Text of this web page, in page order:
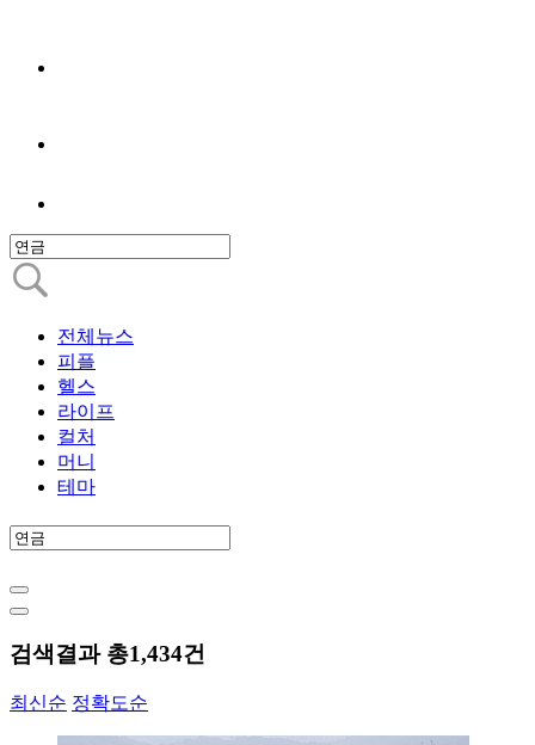
전체뉴스
피플
헬스
라이프
컬처
머니
테마
검색결과 총1,434건
최신순 정확도순